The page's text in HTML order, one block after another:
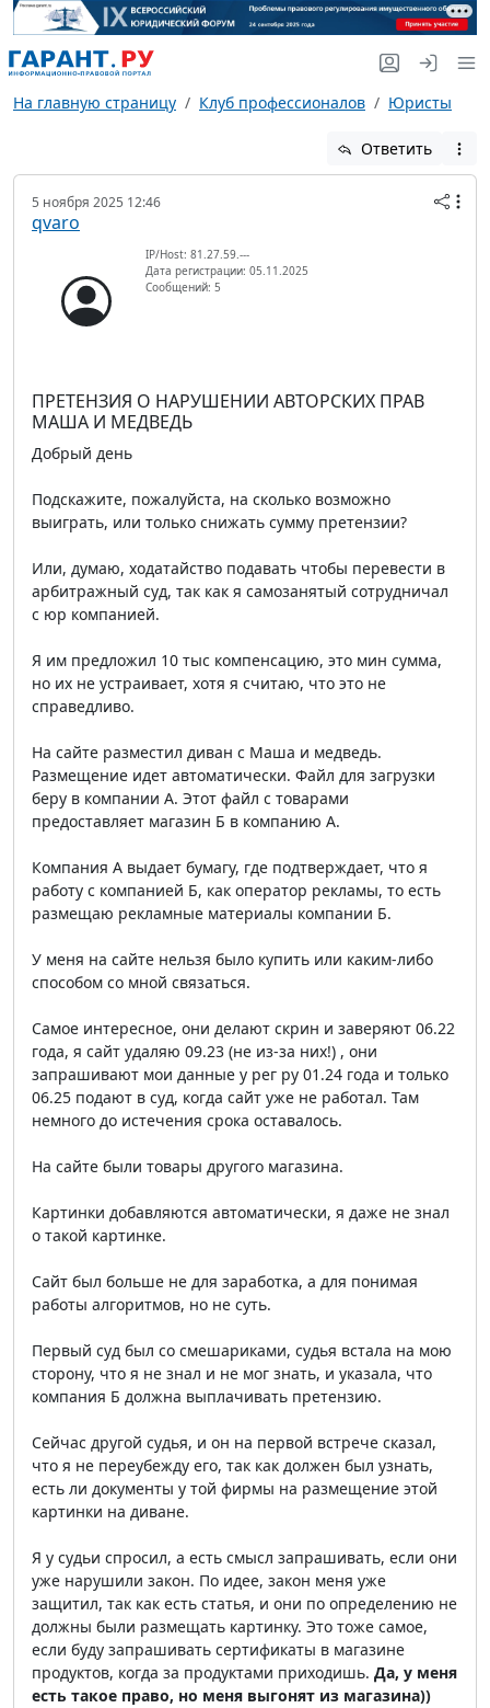
На главную страницу Клуб профессионалов Юристы
Ответить
5 ноября 2025 12:46
qvaro
IP/Host: 81.27.59.---
Дата регистрации: 05.11.2025
Сообщений: 5
ПРЕТЕНЗИЯ О НАРУШЕНИИ АВТОРСКИХ ПРАВ
МАША И МЕДВЕДЬ
Добрый день
Подскажите, пожалуйста, на сколько возможно
выиграть, или только снижать сумму претензии?
Или, думаю, ходатайство подавать чтобы перевести в
арбитражный суд, так как я самозанятый сотрудничал
с юр компанией.
Я им предложил 10 тыс компенсацию, это мин сумма,
но их не устраивает, хотя я считаю, что это не
справедливо.
На сайте разместил диван с Маша и медведь.
Размещение идет автоматически. Файл для загрузки
беру в компании А. Этот файл с товарами
предоставляет магазин Б в компанию А.
Компания А выдает бумагу, где подтверждает, что я
работу с компанией Б, как оператор рекламы, то есть
размещаю рекламные материалы компании Б.
У меня на сайте нельзя было купить или каким-либо
способом со мной связаться.
Самое интересное, они делают скрин и заверяют 06.22
года, я сайт удаляю 09.23 (не из-за них!) , они
запрашивают мои данные у рег ру 01.24 года и только
06.25 подают в суд, когда сайт уже не работал. Там
немного до истечения срока оставалось.
На сайте были товары другого магазина.
Картинки добавляются автоматически, я даже не знал
о такой картинке.
Сайт был больше не для заработка, а для понимая
работы алгоритмов, но не суть.
Первый суд был со смешариками, судья встала на мою
сторону, что я не знал и не мог знать, и указала, что
компания Б должна выплачивать претензию.
Сейчас другой судья, и он на первой встрече сказал,
что я не переубежду его, так как должен был узнать,
есть ли документы у той фирмы на размещение этой
картинки на диване.
Я у судьи спросил, а есть смысл запрашивать, если они
уже нарушили закон. По идее, закон меня уже
защитил, так как есть статья, и они по определению не
должны были размещать картинку. Это тоже самое,
если буду запрашивать сертификаты в магазине
продуктов, когда за продуктами приходишь. Да, у меня
есть такое право, но меня выгонят из магазина))